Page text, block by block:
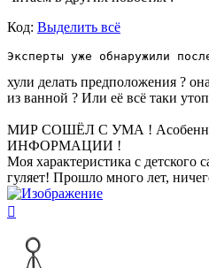
Код: Выделить всё
Эксперты уже обнаружили
хули делать предположения ?
из ванной ? Или её всё таки
МИР СОШЁЛ С УМА !
ИНФОРМАЦИИ !
Моя характеристика с детского
гуляет! Прошло много лет,
началу